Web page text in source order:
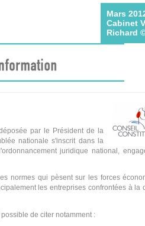
Mars
Cabinet
Richard
par le Président de la
nationale s'inscrit dans la
juridique national,
normes qui pèsent sur les forces
les entreprises confrontées à la
de citer notamment :